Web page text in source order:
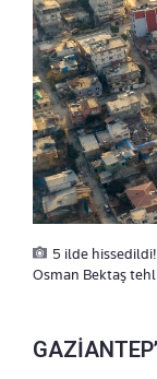
5 ilde
Osman Bektaş